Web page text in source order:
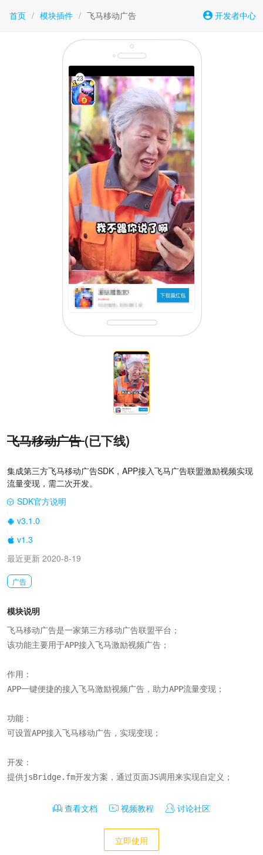
首页 / 模块插件 / 飞马移动广告 开发者中心
飞马移动广告(已下线)
集成第三方飞马移动广告SDK，APP接入飞马广告联盟激励视频实现
流量变现，需二次开发。
SDK官方说明
v3.1.0
v1.3
最近更新 2020-8-19
广告
模块说明
飞马移动广告是一家第三方移动广告联盟平台；
该功能主要用于APP接入飞马激励视频广告；
作用：
APP一键便捷的接入飞马激励视频广告，助力APP流量变现；
功能：
可设置APP接入飞马移动广告，实现变现；
开发：
提供jsBridge.fm开发方案，通过页面JS调用来实现自定义；
查看文档 视频教程 讨论社区
立即使用